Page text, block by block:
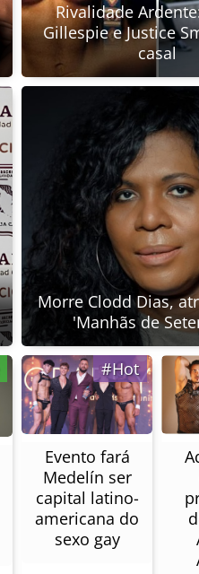
Rivalidade
Gillespie e Justice
casal
Morre Clodd Dias,
'Manhãs de
#Hot
Evento fará
Medelín ser
capital latino-
americana do
sexo gay